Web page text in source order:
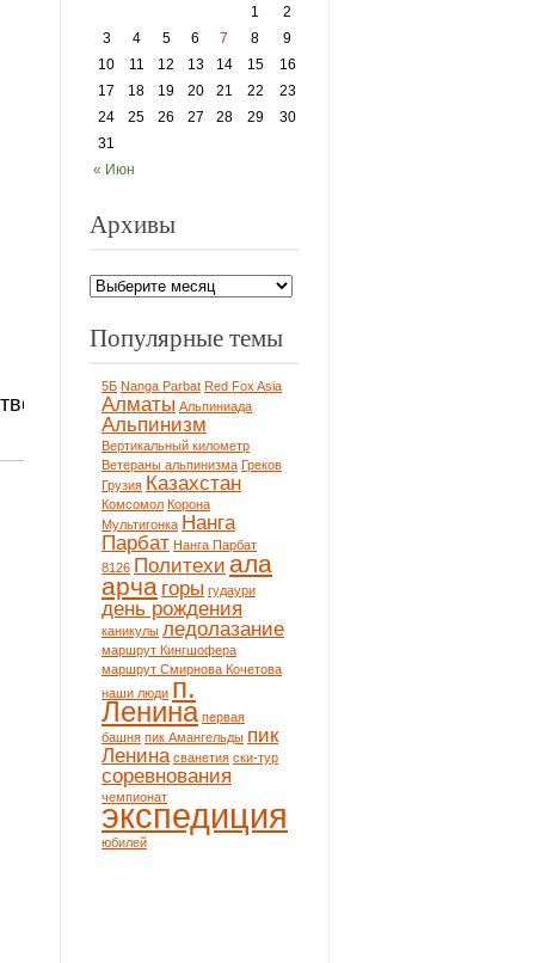
« Июн
1
2
3
4 5 6 7 8
9
10
11 12 13 14 15
16
17
18 19 20 21 22
23
24
25 26 27 28 29
30
31
Архивы
Популярные темы
5Б Nanga Parbat Red Fox Asia
Алматы Альпиниада
Альпинизм
Вертикальный километр
Ветераны альпинизма Греков
Грузия Казахстан
Комсомол Корона
Мультигонка Нанга
Парбат Нанга Парбат
8126 Политехи ала
арча горы гудаури
день рождения
каникулы ледолазание
маршрут Кингшофера
маршрут Смирнова Кочетова
наши люди п.
Ленина первая
башня пик Амангельды пик
Ленина сванетия ски-тур
соревнования
чемпионат
экспедиция
юбилей